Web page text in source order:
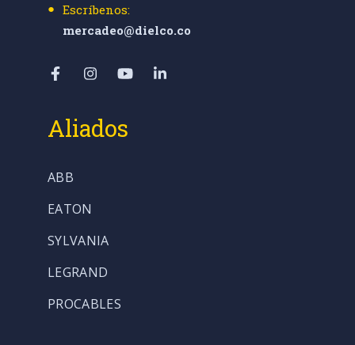
Escríbenos:
mercadeo@dielco.co
Aliados
ABB
EATON
SYLVANIA
LEGRAND
PROCABLES